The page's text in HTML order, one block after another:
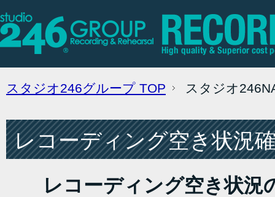
スタジオ246グループ TOP スタジオ
レコーディング空き状況
レコーディング空き状況